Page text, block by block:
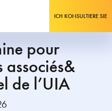
ICH KONSULTIERE SIE
pour
associés&
de l’UIA